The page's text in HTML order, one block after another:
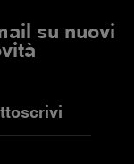
su nuovi